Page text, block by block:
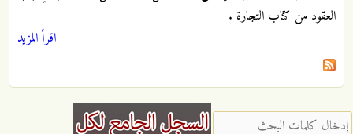
العقود من كتاب التجارة .
اقرأ المزيد
‏إدخال كلمات البحث ‏